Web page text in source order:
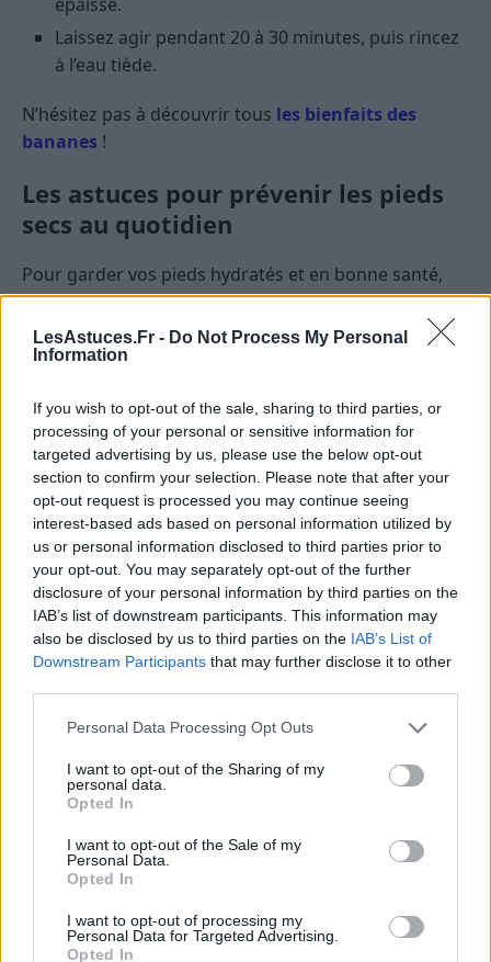
LesAstuces.Fr - Do Not Process My Personal
Information
If you wish to opt-out of the sale, sharing to third parties, or
processing of your personal or sensitive information for
targeted advertising by us, please use the below opt-out
section to confirm your selection. Please note that after your
opt-out request is processed you may continue seeing
interest-based ads based on personal information utilized by
us or personal information disclosed to third parties prior to
your opt-out. You may separately opt-out of the further
disclosure of your personal information by third parties on the
IAB’s list of downstream participants. This information may
also be disclosed by us to third parties on the IAB’s List of
Downstream Participants that may further disclose it to other
Personal Data Processing Opt Outs
I want to opt-out of the Sharing of my
personal data.
Opted In
I want to opt-out of the Sale of my
Personal Data.
Opted In
I want to opt-out of processing my
Personal Data for Targeted Advertising.
Opted In
Laissez agir pendant 20 à 30 minutes, puis rincez
à l’eau tiède.
N’hésitez pas à découvrir tous les bienfaits des
bananes !
Les astuces pour prévenir les pieds
secs au quotidien
Pour garder vos pieds hydratés et en bonne santé,
suivez ces conseils simples et efficaces :
Bien choisir ses chaussures et ses
Optez pour des chaussures en matériaux naturels
(comme le cuir) qui permettent à vos pieds de
respirer.
Portez des chaussettes en fibres naturelles, comme
le coton, pour éviter la transpiration excessive et les
irritations.
Une bonne respiration évitera également d’avoir les
pieds gonflés!
et de l’eau tiède (évitez l’eau trop chaude).
particulier entre les orteils, pour éviter les infections
fongiques.
Pour le plus grand bien-être de vos pieds, pas à faire